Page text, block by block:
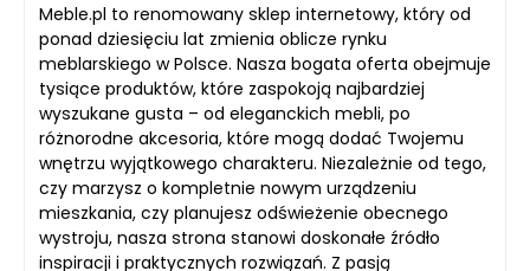
Meble.pl to renomowany sklep internetowy, który od
ponad dziesięciu lat zmienia oblicze rynku
meblarskiego w Polsce. Nasza bogata oferta obejmuje
tysiące produktów, które zaspokoją najbardziej
wyszukane gusta – od eleganckich mebli, po
różnorodne akcesoria, które mogą dodać Twojemu
wnętrzu wyjątkowego charakteru. Niezależnie od tego,
czy marzysz o kompletnie nowym urządzeniu
mieszkania, czy planujesz odświeżenie obecnego
wystroju, nasza strona stanowi doskonałe źródło
inspiracji i praktycznych rozwiązań. Z pasją